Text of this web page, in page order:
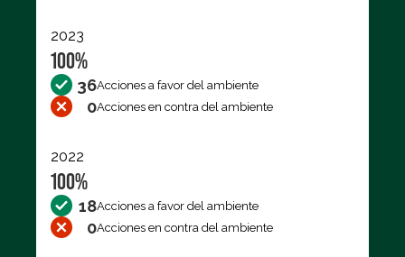
2023
100%
36Acciones a favor del ambiente
0Acciones en contra del ambiente
2022
100%
18Acciones a favor del ambiente
0Acciones en contra del ambiente